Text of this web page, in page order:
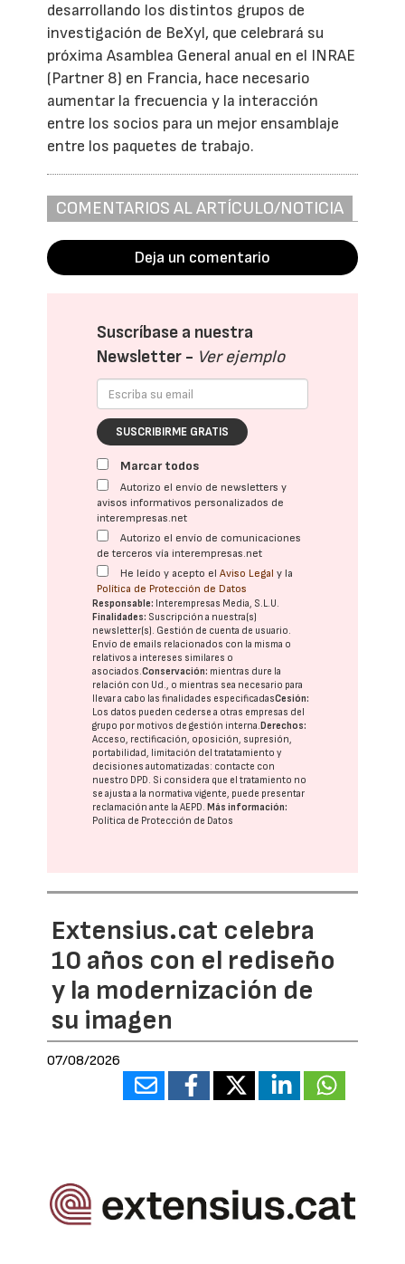
desarrollando los distintos grupos de
investigación de BeXyl, que celebrará su
próxima Asamblea General anual en el INRAE
(Partner 8) en Francia, hace necesario
aumentar la frecuencia y la interacción
entre los socios para un mejor ensamblaje
entre los paquetes de trabajo.
COMENTARIOS AL ARTÍCULO/NOTICIA
Deja un comentario
Suscríbase a nuestra
Newsletter - Ver ejemplo
SUSCRIBIRME GRATIS
Marcar todos
Autorizo el envío de newsletters y
avisos informativos personalizados de
interempresas.net
Autorizo el envío de comunicaciones
de terceros vía interempresas.net
He leído y acepto elAviso Legal y la
Política de Protección de Datos
Responsable: Interempresas Media, S.L.U.
Finalidades: Suscripción a nuestra(s)
newsletter(s). Gestión de cuenta de usuario.
Envío de emails relacionados con la misma o
relativos a intereses similares o
asociados.Conservación: mientras dure la
relación con Ud., o mientras sea necesario para
llevar a cabo las finalidades especificadasCesión:
Los datos pueden cederse a otras empresas del
grupo por motivos de gestión interna. Derechos:
Acceso, rectificación, oposición, supresión,
portabilidad, limitación del tratatamiento y
decisiones automatizadas: contacte con
nuestro DPD. Si considera que el tratamiento no
se ajusta a la normativa vigente, puede presentar
reclamación ante laAEPD. Más información:
Política de Protección de Datos
Extensius.cat celebra
10 años con el rediseño
y la modernización de
su imagen
07/08/2026